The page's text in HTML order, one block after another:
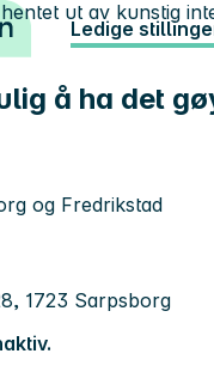
Ledige
å ha det
og Fredrikstad
1723 Sarpsborg
ut av kunstig